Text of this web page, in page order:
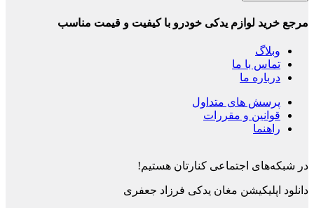
مرجع خرید لوازم یدکی خودرو با کیفیت و قیمت مناسب
وبلاگ
تماس با ما
درباره ما
پرسش های متداول
قوانین و مقررات
راهنما
در شبکه‌های اجتماعی کنارتان هستیم!
دانلود اپلیکیشن مغان یدکی فرزاد جعفری